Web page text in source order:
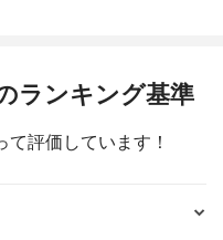
ランキング基準
評価しています！